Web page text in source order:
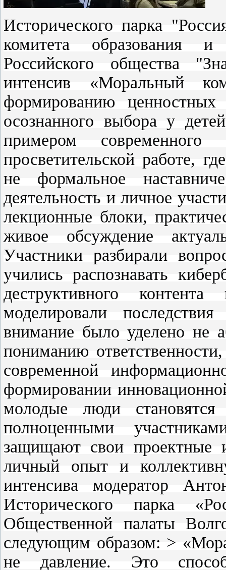
Исторического парка
комитета образования и
Российского общества
интенсив «Моральный
формированию
осознанного выбора у
примером
просветительской работе,
не формальное
деятельность и личное
лекционные блоки,
живое обсуждение
Участники разбирали
учились распознавать
деструктивного
моделировали
внимание было уделено не
пониманию
современной
формировании
молодые люди
полноценными
защищают свои проектные
личный опыт и
интенсива модератор
Исторического парка
Общественной палаты
следующим образом: >
не давление. Это